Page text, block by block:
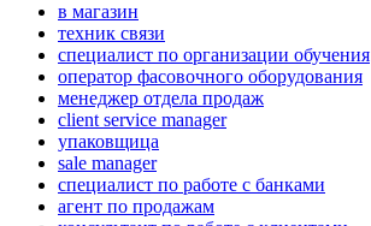
в магазин
техник связи
специалист по организации обучения
оператор фасовочного оборудования
менеджер отдела продаж
client service manager
упаковщица
sale manager
специалист по работе с банками
агент по продажам